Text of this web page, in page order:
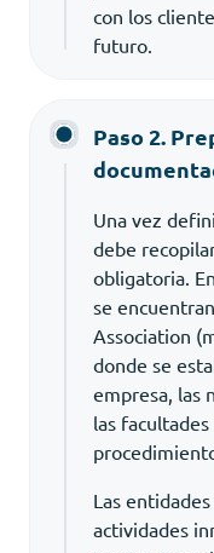
con los
futuro.
Paso 2.
Una vez
debe
obligatoria.
se
Association
donde se
empresa, las
las
Las
actividades